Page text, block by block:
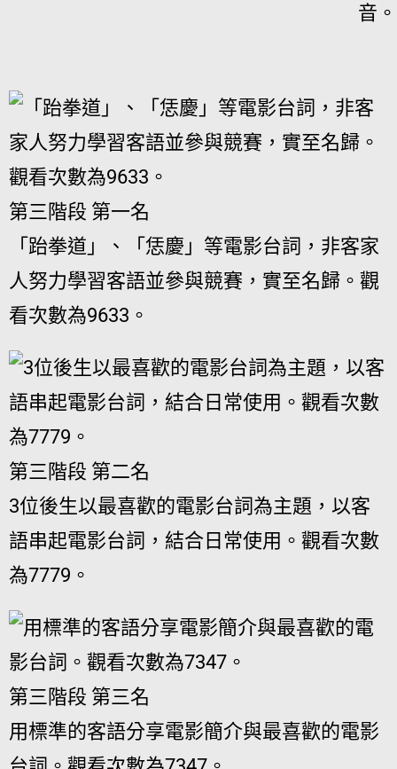
音。
第三階段 第一名
「跆拳道」、「恁慶」等電影台詞，非客家
人努力學習客語並參與競賽，實至名歸。觀
看次數為9633。
第三階段 第二名
3位後生以最喜歡的電影台詞為主題，以客
語串起電影台詞，結合日常使用。觀看次數
為7779。
第三階段 第三名
用標準的客語分享電影簡介與最喜歡的電影